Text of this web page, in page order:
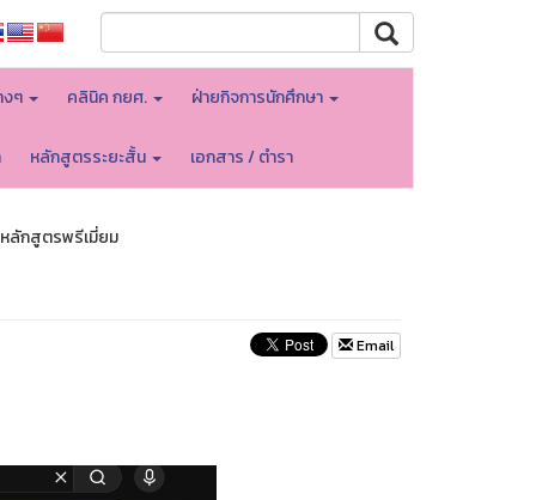
งๆ คลินิค กยศ. ฝ่ายกิจการนักศึกษา
หลักสูตรระยะสั้น เอกสาร / ตำรา
ลักสูตรพรีเมี่ยม
Email